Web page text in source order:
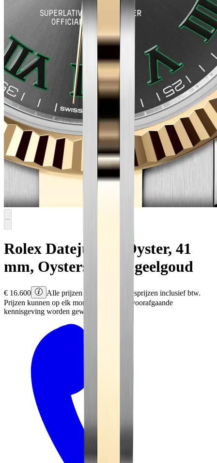
Rolex Datejust 41
Oyster, 41
mm, Oystersteel en geelgoud
€ 16.600
Alle prijzen zijn Rolex adviesprijzen inclusief btw.
Prijzen kunnen op elk moment en zonder voorafgaande
kennisgeving worden gewijzigd.